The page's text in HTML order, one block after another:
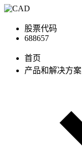
股票代码
688657
首页
产品和解决方案